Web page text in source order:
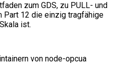
zum GDS, zu PULL- und
Part 12 die einzig tragfähige
ist.
von node-opcua